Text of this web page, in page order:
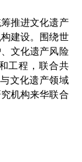
推进文化遗产
建设。围绕世
文化遗产风险
工程，联合共
文化遗产领域
机构来华联合